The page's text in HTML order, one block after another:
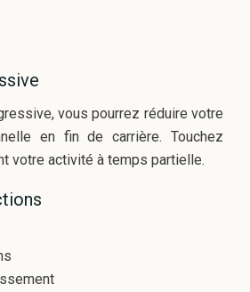
vous pourrez réduire votre
en fin de carrière. Touchez
votre activité à temps partielle.